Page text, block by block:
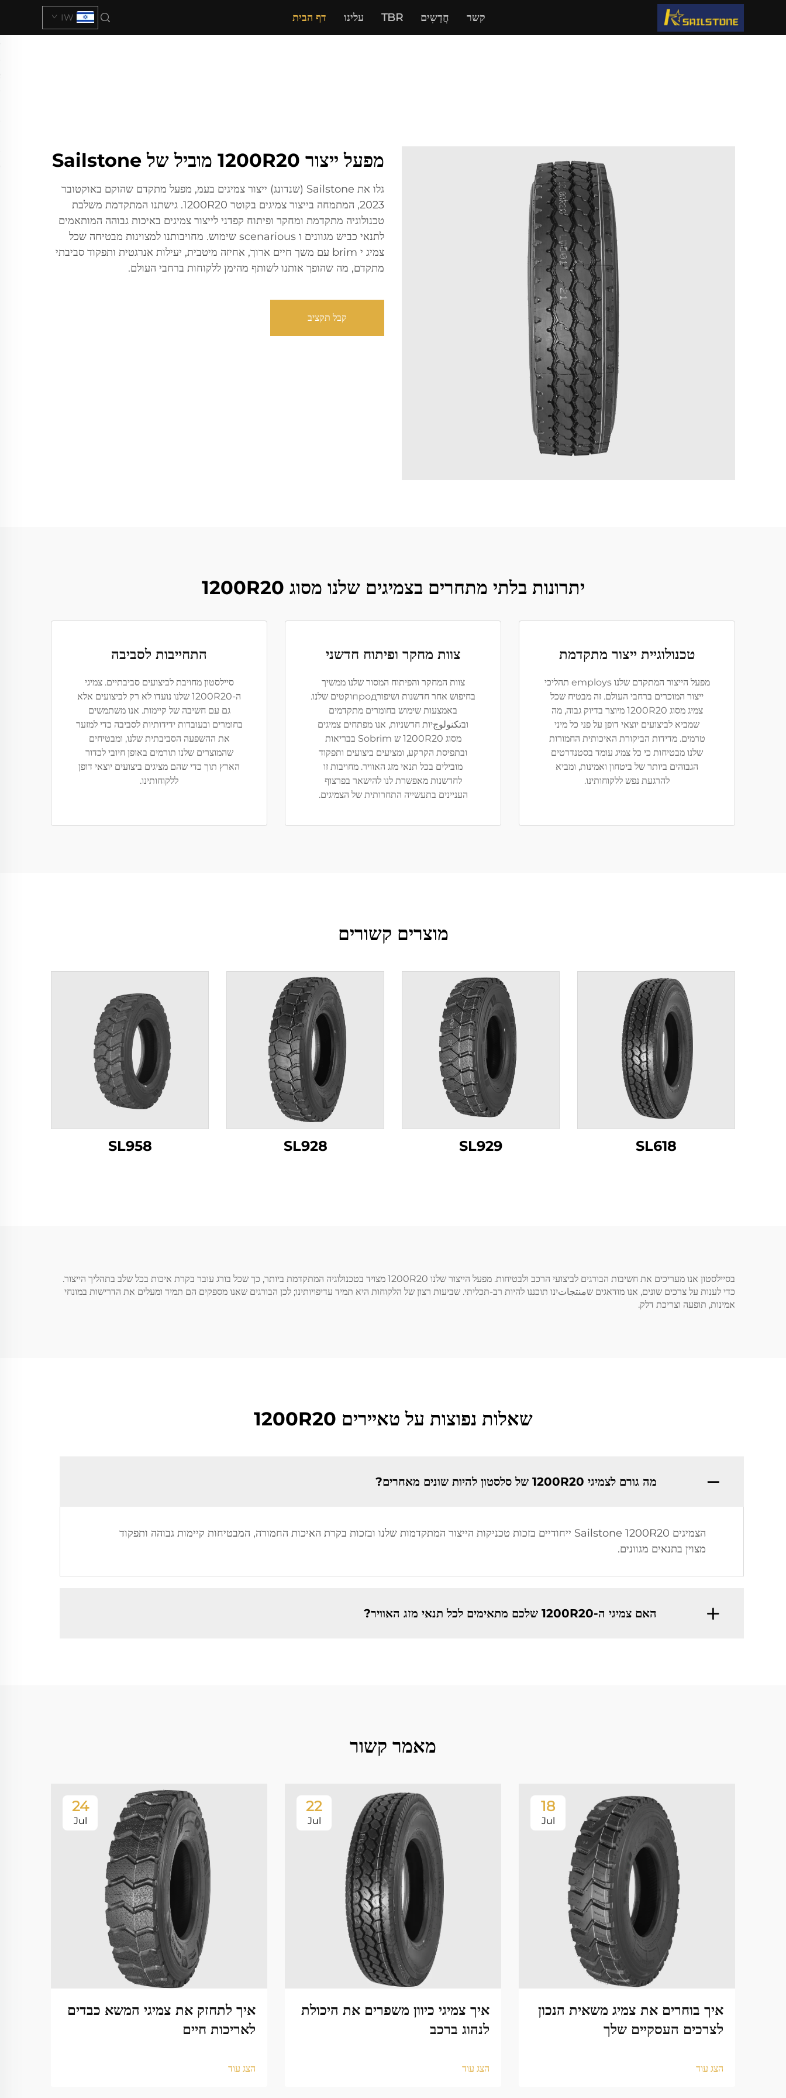
דף הבית עלינו TBR חֲדָשִים קשר IW
מפעל ייצור 1200R20 מוביל של Sailstone
גלו את Sailstone (שנדונג) ייצור צמיגים בעמ, מפעל מתקדם שהוקם באוקטובר
2023, המתמחה בייצור צמיגים בקוטר 1200R20. גישתנו המתקדמת משלבת
טכנולוגיה מתקדמת ומחקר ופיתוח קפדני לייצור צמיגים באיכות גבוהה המותאמים
לתנאי כביש מגוונים ו scenarious שימוש. מחויבותנו למצוינות מבטיחה שכל
צמיג י brim עם משך חיים ארוך, אחיזה מיטבית, יעילות אנרגטית ותפקוד סביבתי
מתקדם, מה שהופך אותנו לשותף מהימן ללקוחות ברחבי העולם.
קבל תקציב
יתרונות בלתי מתחרים בצמיגים שלנו מסוג 1200R20
טכנולוגיית ייצור מתקדמת
מפעל הייצור המתקדם שלנו employs תהליכי
ייצור המוכרים ברחבי העולם. זה מבטיח שכל
צמיג מסוג 1200R20 מיוצר בדיוק גבוה, מה
שמביא לביצועים יוצאי דופן על פני כל מיני
טרמים. מדידות הביקורת האיכותית החמורות
שלנו מבטיחות כי כל צמיג עומד בסטנדרטים
הגבוהים ביותר של ביטחון ואמינות, ומביא
להרגעת נפש ללקוחותינו.
צוות מחקר ופיתוח חדשני
צוות המחקר והפיתוח המסור שלנו ממשיך
בחיפוש אחר חדשנות ושיפורпродוקטים שלנו.
באמצעות שימוש בחומרים מתקדמים
ובتكنولوجיות חדשניות, אנו מפתחים צמיגים
מסוג 1200R20 ש Sobrim בבריאות
ובתפיסת הקרקע, ומציעים ביצועים ותפקוד
מובילים בכל תנאי מזג האוויר. מחויבות זו
לחדשנות מאפשרת לנו להישאר בפרצוף
העניינים בתעשייה התחרותית של הצמיגים.
התחייבות לסביבה
סיילסטון מחויבת לביצועים סביבתיים. צמיגי
ה-1200R20 שלנו נועדו לא רק לביצועים אלא
גם עם חשיבה של קיימות. אנו משתמשים
בחומרים ובעובדות ידידותיות לסביבה כדי למזער
את ההשפעה הסביבתית שלנו, ומבטיחים
שהמוצרים שלנו תורמים באופן חיובי לכדור
הארץ תוך כדי שהם מציגים ביצועים יוצאי דופן
ללקוחותינו.
מוצרים קשורים
SL618
SL929
SL928
SL958
בסיילסטון אנו מעריכים את חשיבות הבורגים לביצועי הרכב ולבטיחות. מפעל הייצור שלנו 1200R20 מצויד בטכנולוגיה המתקדמת ביותר, כך שכל בורג עובר בקרת איכות בכל שלב בתהליך הייצור.
כדי לענות על צרכים שונים, אנו מודאגים שمنتجاتינו תוכננו להיות רב-תכליתי. שביעות רצון של הלקוחות היא תמיד עדיפויותינו; לכן הבורגים שאנו מספקים הם תמיד ומעלים את הדרישות במונחי
אמינות, תופעה וצריכת דלק.
שאלות נפוצות על טאיירים 1200R20
מה גורם לצמיגי 1200R20 של סלסטון להיות שונים מאחרים?
הצמיגים Sailstone 1200R20 ייחודיים בזכות טכניקות הייצור המתקדמות שלנו ובזכות בקרת האיכות החמורה, המבטיחות קיימות גבוהה ותפקוד
מצוין בתנאים מגוונים.
האם צמיגי ה-1200R20 שלכם מתאימים לכל תנאי מזג האוויר?
מאמר קשור
18
Jul
איך בוחרים את צמיג משאית הנכון
לצרכים העסקיים שלך
הצג עוד
22
Jul
איך צמיגי כיוון משפרים את היכולת
לנהוג ברכב
הצג עוד
24
Jul
איך לתחזק את צמיגי המשא כבדים
לאריכות חיים
הצג עוד